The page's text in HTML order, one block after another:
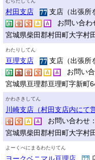
村田支店
支店（出張所
お問い合わ
宮城県柴田郡村田町大字村
わたりしてん
亘理支店
支店（出張所
お問い
宮城県亘理郡亘理町字新町
かわさきしてん
川崎支店（村田支店内にて営
お問い合わせ
宮城県柴田郡村田町大字村
よーくべにまるわたりてん